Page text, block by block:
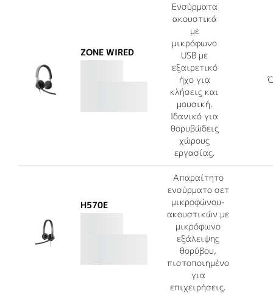
ZONE WIRED
Ενσύρματα
ακουστικά
με
μικρόφωνο
USB με
εξαιρετικό
ήχο για
κλήσεις και
μουσική.
Ιδανικό για
θορυβώδεις
χώρους
εργασίας.
H570E
Απαραίτητο
ενσύρματο σετ
μικροφώνου-
ακουστικών με
μικρόφωνο
εξάλειψης
θορύβου,
πιστοποιημένο
για
επιχειρήσεις.